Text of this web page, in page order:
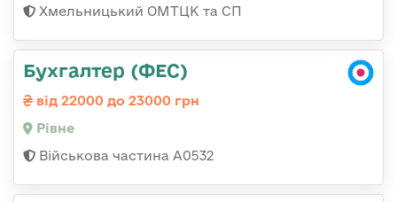
Хмельницький ОМТЦК та СП
Бухгалтер (ФЕС)
від 22000 до 23000 грн
Рівне
Військова частина А0532